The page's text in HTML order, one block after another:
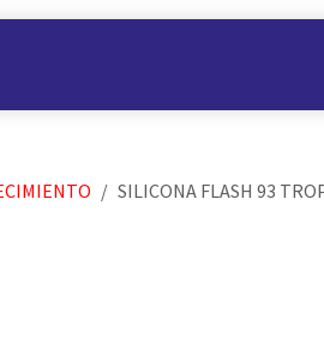
SILICONA FLASH 93